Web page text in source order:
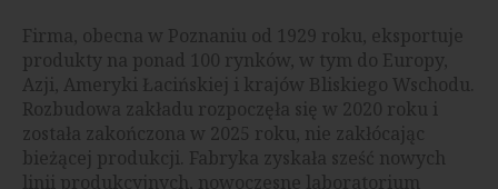
Firma, obecna w Poznaniu od 1929 roku, eksportuje
produkty na ponad 100 rynków, w tym do Europy,
Azji, Ameryki Łacińskiej i krajów Bliskiego Wschodu.
Rozbudowa zakładu rozpoczęła się w 2020 roku i
została zakończona w 2025 roku, nie zakłócając
bieżącej produkcji. Fabryka zyskała sześć nowych
linii produkcyjnych, nowoczesne laboratorium